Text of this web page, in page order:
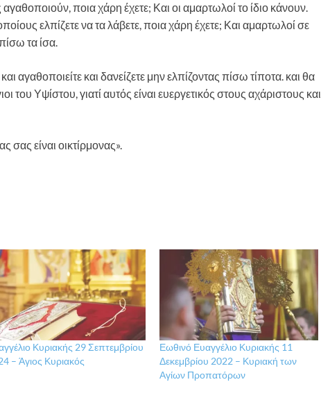
ποια χάρη έχετε; Και οι αμαρτωλοί το ίδιο κάνουν.
ελπίζετε να τα λάβετε, ποια χάρη έχετε; Και αμαρτωλοί σε
τα ίσα.
αγαθοποιείτε και δανείζετε μην ελπίζοντας πίσω τίποτα. και θα
του Υψίστου, γιατί αυτός είναι ευεργετικός στους αχάριστους και
σας είναι οικτίρμονας».
Κυριακής 29 Σεπτεμβρίου
– Άγιος Κυριακός
Εωθινό Ευαγγέλιο Κυριακής 11
Δεκεμβρίου 2022 – Κυριακή των
Αγίων Προπατόρων